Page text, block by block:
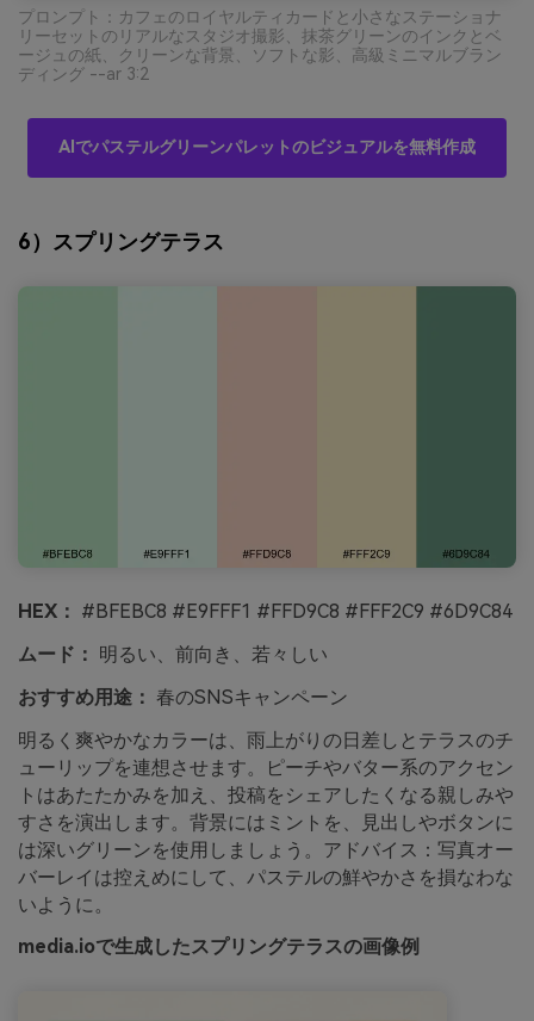
プロンプト：カフェのロイヤルティカードと小さなステーショナ
リーセットのリアルなスタジオ撮影、抹茶グリーンのインクとベ
ージュの紙、クリーンな背景、ソフトな影、高級ミニマルブラン
ディング --ar 3:2
AIでパステルグリーンパレットのビジュアルを無料作成
6）スプリングテラス
HEX： #BFEBC8 #E9FFF1 #FFD9C8 #FFF2C9 #6D9C84
ムード： 明るい、前向き、若々しい
おすすめ用途： 春のSNSキャンペーン
明るく爽やかなカラーは、雨上がりの日差しとテラスのチ
ューリップを連想させます。ピーチやバター系のアクセン
トはあたたかみを加え、投稿をシェアしたくなる親しみや
すさを演出します。背景にはミントを、見出しやボタンに
は深いグリーンを使用しましょう。アドバイス：写真オー
バーレイは控えめにして、パステルの鮮やかさを損なわな
いように。
media.ioで生成したスプリングテラスの画像例